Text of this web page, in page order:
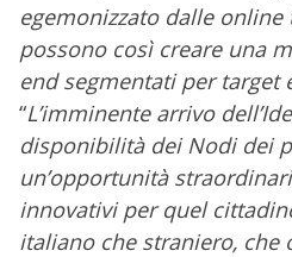
egemonizzato dalle online
possono così creare una
end segmentati per target
“L’imminente arrivo
disponibilità dei Nodi dei
un’opportunità
innovativi per quel
italiano che straniero, che